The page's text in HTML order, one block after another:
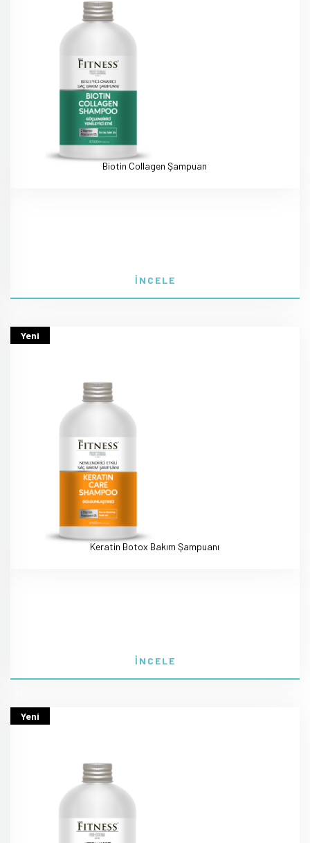
Biotin Collagen Şampuan
İNCELE
Yeni
Keratin Botox Bakım Şampuanı
İNCELE
Yeni